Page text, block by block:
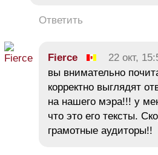
Ответить
Fierce 22 окт,
вы внимательно
корректно выглядят
на нашего мэра!!! у
что это его тексты.
грамотные аудиторы!!